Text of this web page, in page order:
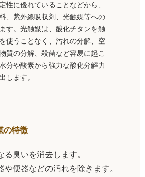
性に優れていることなどから、
、紫外線吸収剤、光触媒等への
す。光触媒は、酸化チタンを触
使うことなく、汚れの分解、空
質の分解、殺菌など容易に起こ
分や酸素から強力な酸化分解力
します。
の特徴
る臭いを消去します。
や便器などの汚れを除きます。